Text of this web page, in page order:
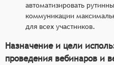
автоматизировать
коммуникации
для всех участников.
Назначение и цели
проведения вебинаров и